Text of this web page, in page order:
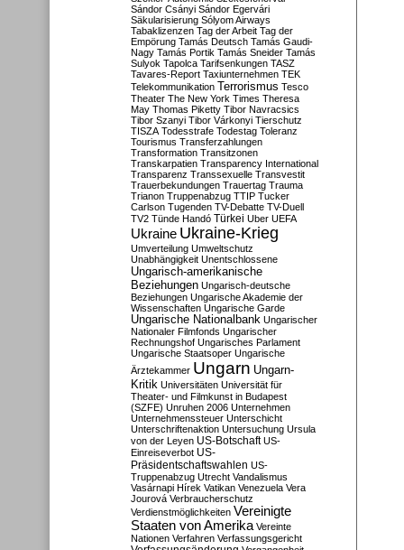
Sándor Csányi Sándor Egervári
Säkularisierung Sólyom Airways
Tabaklizenzen Tag der Arbeit Tag der
Empörung Tamás Deutsch Tamás Gaudi-
Nagy Tamás Portik Tamás Sneider Tamás
Sulyok Tapolca Tarifsenkungen TASZ
Tavares-Report Taxiunternehmen TEK
Telekommunikation Terrorismus Tesco
Theater The New York Times Theresa
May Thomas Piketty Tibor Navracsics
Tibor Szanyi Tibor Várkonyi Tierschutz
TISZA Todesstrafe Todestag Toleranz
Tourismus Transferzahlungen
Transformation Transitzonen
Transkarpatien Transparency International
Transparenz Transsexuelle Transvestit
Trauerbekundungen Trauertag Trauma
Trianon Truppenabzug TTIP Tucker
Carlson Tugenden TV-Debatte TV-Duell
TV2 Tünde Handó Türkei Uber UEFA
Ukraine Ukraine-Krieg
Umverteilung Umweltschutz
Unabhängigkeit Unentschlossene
Ungarisch-amerikanische
Beziehungen Ungarisch-deutsche
Beziehungen Ungarische Akademie der
Wissenschaften Ungarische Garde
Ungarische Nationalbank Ungarischer
Nationaler Filmfonds Ungarischer
Rechnungshof Ungarisches Parlament
Ungarische Staatsoper Ungarische
Ärztekammer Ungarn Ungarn-
Kritik Universitäten Universität für
Theater- und Filmkunst in Budapest
(SZFE) Unruhen 2006 Unternehmen
Unternehmenssteuer Unterschicht
Unterschriftenaktion Untersuchung Ursula
von der Leyen US-Botschaft US-
Einreiseverbot US-
Präsidentschaftswahlen US-
Truppenabzug Utrecht Vandalismus
Vasárnapi Hírek Vatikan Venezuela Vera
Jourová Verbraucherschutz
Verdienstmöglichkeiten Vereinigte
Staaten von Amerika Vereinte
Nationen Verfahren Verfassungsgericht